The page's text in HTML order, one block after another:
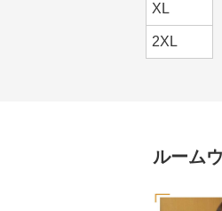
XL
2XL
ルーム